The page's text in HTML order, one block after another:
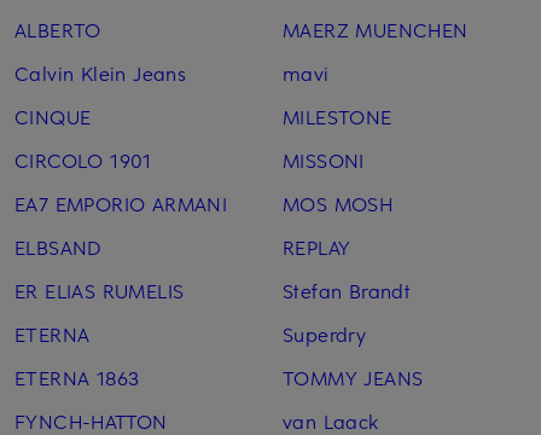
ALBERTO
Calvin Klein Jeans
CINQUE
CIRCOLO 1901
EA7 EMPORIO ARMANI
ELBSAND
ER ELIAS RUMELIS
ETERNA
ETERNA 1863
FYNCH-HATTON
MAERZ MUENCHEN
mavi
MILESTONE
MISSONI
MOS MOSH
REPLAY
Stefan Brandt
Superdry
TOMMY JEANS
van Laack